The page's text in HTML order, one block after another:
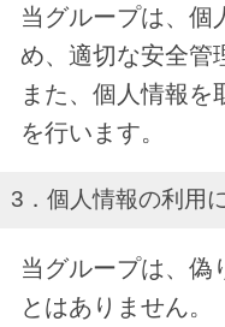
当グループは、個
め、適切な安全管
また、個人情報
を行います。
3．個人情報の利用
当グループは、偽
とはありません。